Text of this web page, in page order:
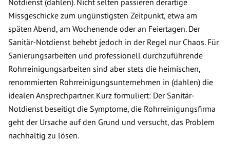
Missgeschicke zum ungünstigsten Zeitpunkt, etwa am
späten Abend, am Wochenende oder an Feiertagen. Der
Sanitär-Notdienst behebt jedoch in der Regel nur Chaos. Für
Sanierungsarbeiten und professionell durchzuführende
Rohrreinigungsarbeiten sind aber stets die heimischen,
renommierten Rohrreinigungsunternehmen in (dahlen) die
idealen Ansprechpartner. Kurz formuliert: Der Sanitär-
Notdienst beseitigt die Symptome, die Rohrreinigungsfirma
geht der Ursache auf den Grund und versucht, das Problem
nachhaltig zu lösen.